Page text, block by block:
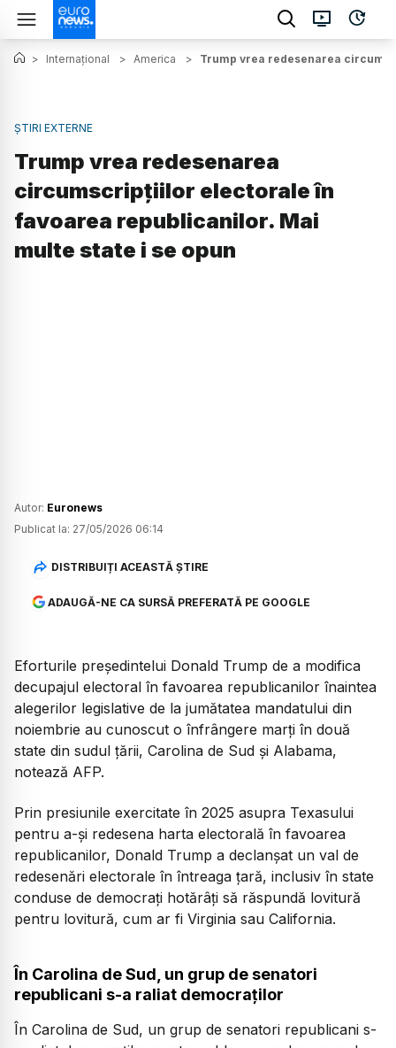
> Internațional > America > Trump vrea redesenarea
ȘTIRI EXTERNE
Trump vrea redesenarea
circumscripțiilor electorale în
favoarea republicanilor. Mai
multe state i se opun
Autor: Euronews
Publicat la: 27/05/2026 06:14
DISTRIBUIȚI ACEASTĂ ȘTIRE
ADAUGĂ-NE CA SURSĂ PREFERATĂ PE GOOGLE
Eforturile președintelui Donald Trump de a modifica
decupajul electoral în favoarea republicanilor înaintea
alegerilor legislative de la jumătatea mandatului din
noiembrie au cunoscut o înfrângere marți în două
state din sudul țării, Carolina de Sud și Alabama,
notează AFP.
Prin presiunile exercitate în 2025 asupra Texasului
pentru a-și redesena harta electorală în favoarea
republicanilor, Donald Trump a declanșat un val de
redesenări electorale în întreaga țară, inclusiv în state
conduse de democrați hotărâți să răspundă lovitură
pentru lovitură, cum ar fi Virginia sau California.
În Carolina de Sud, un grup de senatori
republicani s-a raliat democraților
În Carolina de Sud, un grup de senatori republicani s-